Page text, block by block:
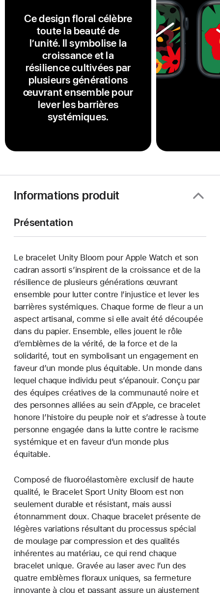
Ce design floral célèbre
toute la beauté de
l’unité. Il symbolise la
croissance et la
résilience cultivées par
plusieurs générations
œuvrant ensemble pour
lever les barrières
systémiques.
Informations produit
Présentation
Le bracelet Unity Bloom pour Apple Watch et son
cadran assorti s’inspirent de la croissance et de la
résilience de plusieurs générations œuvrant
ensemble pour lutter contre l’injustice et lever les
barrières systémiques. Chaque forme de fleur a un
aspect artisanal, comme si elle avait été découpée
dans du papier. Ensemble, elles jouent le rôle
d’emblèmes de la vérité, de la force et de la
solidarité, tout en symbolisant un engagement en
faveur d’un monde plus équitable. Un monde dans
lequel chaque individu peut s’épanouir. Conçu par
des équipes créatives de la communauté noire et
des personnes alliées au sein d’Apple, ce bracelet
honore l’histoire du peuple noir et s’adresse à toute
personne engagée dans la lutte contre le racisme
systémique et en faveur d’un monde plus
équitable.
Composé de fluoroélastomère exclusif de haute
qualité, le Bracelet Sport Unity Bloom est non
seulement durable et résistant, mais aussi
étonnamment doux. Chaque bracelet présente de
légères variations résultant du processus spécial
de moulage par compression et des qualités
inhérentes au matériau, ce qui rend chaque
bracelet unique. Gravée au laser avec l’un des
quatre emblèmes floraux uniques, sa fermeture
innovante à clou et passant assure un ajustement